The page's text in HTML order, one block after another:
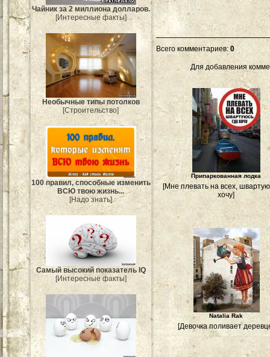
Чайник за 2 миллиона долларов.
[Интересные факты]
Необычные типы потолков
[Строительство]
100 правил, способные изменить
ВСЮ твою жизнь...
[Надо знать]
Самый высокий показатель IQ
[Интересные факты]
Всего комментариев: 0
Для добавления
Припаркованная лодка
[Мне плевать на всех,
хочу]
Natalia Rak
[Девочка поливает